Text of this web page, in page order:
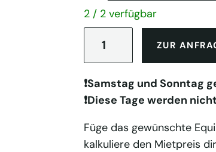
2 / 2 verfügbar
Technics
Menge
ZUR
❗️Samstag und Sonntag
❗️Diese Tage werden
Füge das gewünschte
kalkuliere den Mietpreis